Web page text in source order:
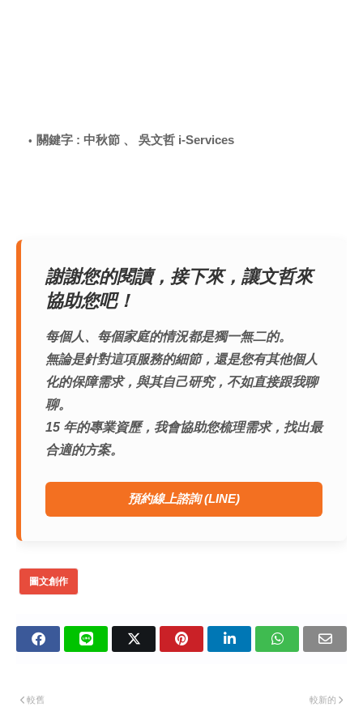
關鍵字 : 中秋節 、 吳文哲 i-Services
謝謝您的閱讀，接下來，讓文哲來
協助您吧！
每個人、每個家庭的情況都是獨一無二的。
無論是針對這項服務的細節，還是您有其他個人
化的保障需求，與其自己研究，不如直接跟我聊
聊。
15 年的專業資歷，我會協助您梳理需求，找出最
合適的方案。
預約線上諮詢 (LINE)
圖文創作
較新的
較舊